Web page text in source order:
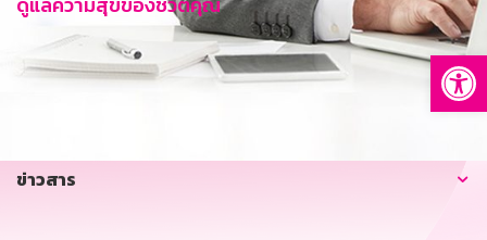
บริการทางการเงิน
อื่นๆ
ข่าวสาร